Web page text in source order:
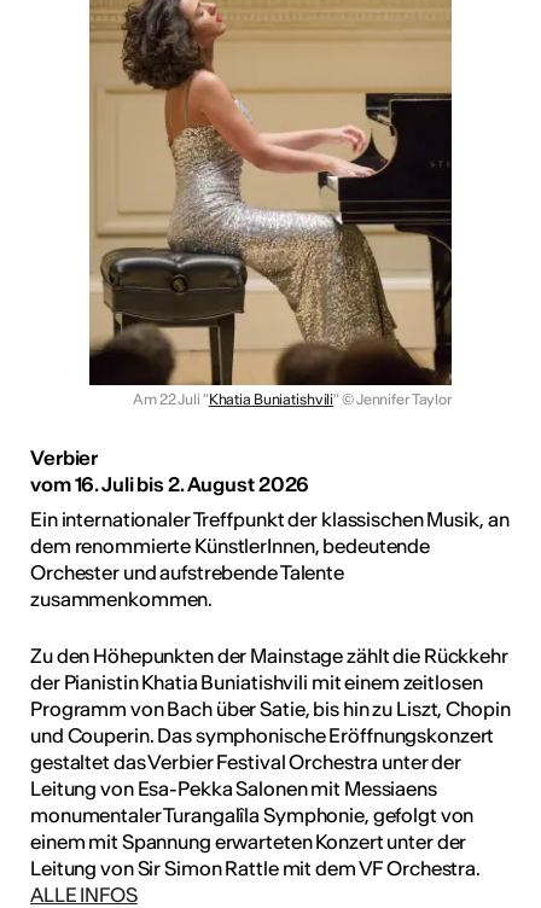
Am 22 Juli "Khatia Buniatishvili" © Jennifer Taylor
Verbier
vom 16. Juli bis 2. August 2026
Ein internationaler Treffpunkt der klassischen Musik, an
dem renommierte KünstlerInnen, bedeutende
Orchester und aufstrebende Talente
zusammenkommen.
Zu den Höhepunkten der Mainstage zählt die Rückkehr
der Pianistin Khatia Buniatishvili mit einem zeitlosen
Programm von Bach über Satie, bis hin zu Liszt, Chopin
und Couperin. Das symphonische Eröffnungskonzert
gestaltet das Verbier Festival Orchestra unter der
Leitung von Esa-Pekka Salonen mit Messiaens
monumentaler Turangalîla Symphonie, gefolgt von
einem mit Spannung erwarteten Konzert unter der
Leitung von Sir Simon Rattle mit dem VF Orchestra.
ALLE INFOS